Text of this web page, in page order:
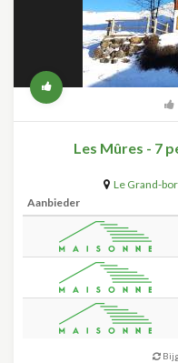
Les Mûres - 7
Le Grand-
Aanbieder